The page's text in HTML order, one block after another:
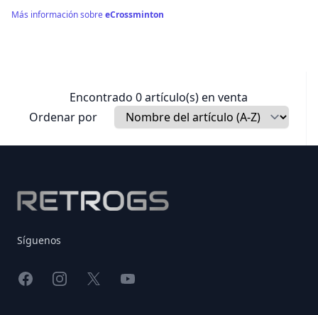
Más información sobreeCrossminton
Encontrado 0 artículo(s) en venta
Ordenar por
Síguenos
FacebookInstagram
X YouTube